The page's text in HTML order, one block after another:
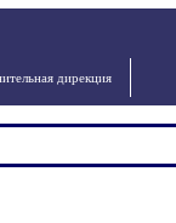
дирекция